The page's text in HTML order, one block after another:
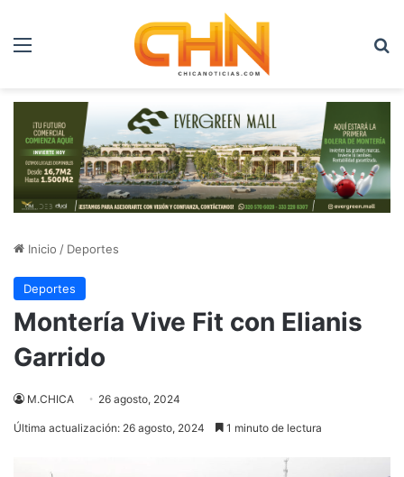
Menú
Inicio / Deportes
Deportes
Montería Vive Fit con Elianis
Garrido
M.CHICA 26 agosto, 2024
Última actualización: 26 agosto, 2024 1 minuto de lectura